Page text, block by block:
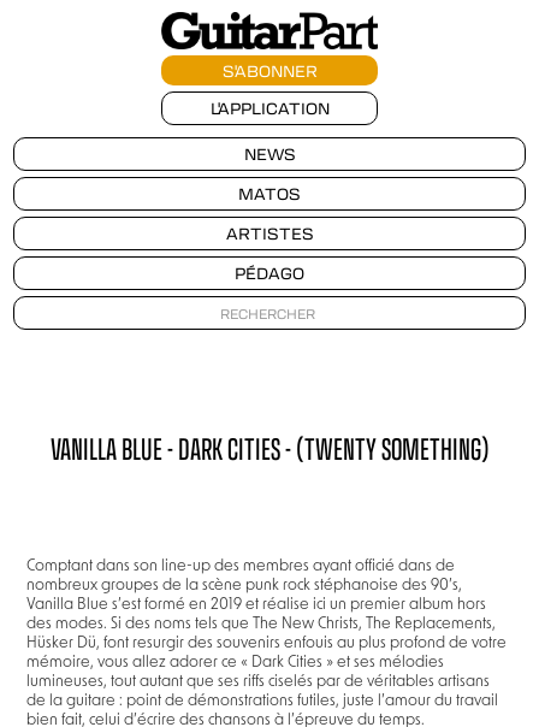
S'ABONNER
L'APPLICATION
NEWS
MATOS
ARTISTES
PÉDAGO
VANILLA BLUE - DARK CITIES - (TWENTY SOMETHING)
Comptant dans son line-up des membres ayant officié dans de
nombreux groupes de la scène punk rock stéphanoise des 90’s,
Vanilla Blue s’est formé en 2019 et réalise ici un premier album hors
des modes. Si des noms tels que The New Christs, The Replacements,
Hüsker Dü, font resurgir des souvenirs enfouis au plus profond de votre
mémoire, vous allez adorer ce « Dark Cities » et ses mélodies
lumineuses, tout autant que ses riffs ciselés par de véritables artisans
de la guitare : point de démonstrations futiles, juste l’amour du travail
bien fait, celui d’écrire des chansons à l’épreuve du temps.